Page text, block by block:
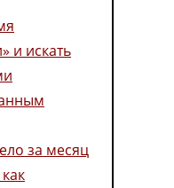
и искать
за месяц